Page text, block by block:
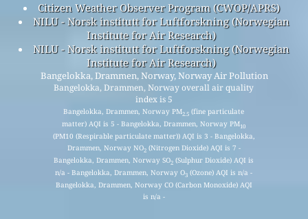
Citizen Weather Observer Program (CWOP/APRS)
NILU - Norsk institutt for Luftforskning (Norwegian
Institute for Air Research)
NILU - Norsk institutt for Luftforskning (Norwegian
Institute for Air Research)
Bangelokka, Drammen, Norway, Norway Air Pollution
Bangelokka, Drammen, Norway overall air quality
index is 5
Bangelokka, Drammen, Norway PM2.5 (fine particulate
matter) AQI is 5 - Bangelokka, Drammen, Norway PM10
(PM10 (Respirable particulate matter)) AQI is 3 - Bangelokka,
Drammen, Norway NO2(Nitrogen Dioxide) AQI is 7 -
Bangelokka, Drammen, Norway SO2 (Sulphur Dioxide) AQI is
n/a - Bangelokka, Drammen, Norway O3 (Ozone) AQI is n/a -
Bangelokka, Drammen, Norway CO (Carbon Monoxide) AQI
is n/a -